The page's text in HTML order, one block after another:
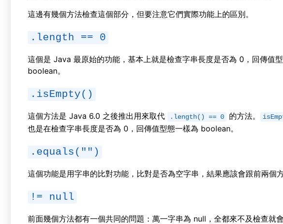
這邊有幾個方法檢查這個部分，但要注意它們實際功能上的區別。
.length == 0
這個是 Java 最原始的功能，基本上就是檢查字串長度是否為 0，回傳值
boolean。
.isEmpty()
這個方法是 Java 6.0 之後推出用來取代 .length() == 0 的方法。
也是在檢查字串長度是否為 0，回傳值型態一樣為 boolean。
.equals("")
這個功能是用字串的比對功能，比對是否為空字串，結果應該會跟前兩個方
!= null
前面幾個方法都有一個共同的問題：萬一字串為 null，全都來不及檢查就